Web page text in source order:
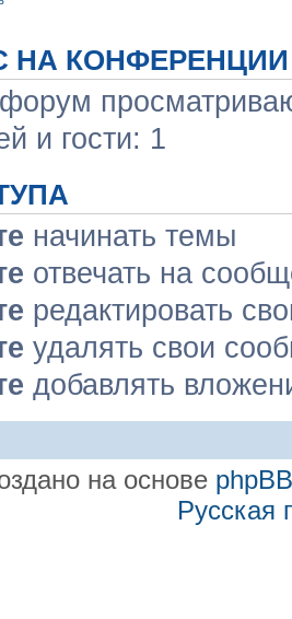
НА КОНФЕРЕНЦИИ
и гости: 1
начинать темы
отвечать на
редактировать
удалять свои
добавлять
на основе phpBB
Русская